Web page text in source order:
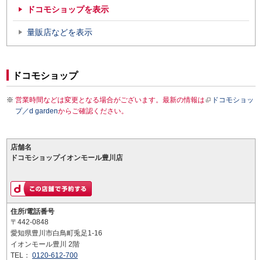
ドコモショップを表示
量販店などを表示
ドコモショップ
営業時間などは変更となる場合がございます。最新の情報は
ドコモショッ
プ／d gardenからご確認ください。
店舗名
ドコモショップイオンモール豊川店
住所/電話番号
〒442-0848
愛知県豊川市白鳥町兎足1-16
イオンモール豊川 2階
TEL： 0120-612-700